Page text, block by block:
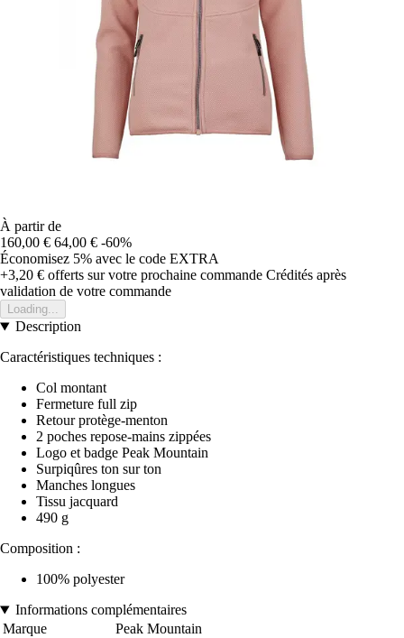
À partir de
160,00 € 64,00 € -60%
Économisez 5% avec le code EXTRA
+3,20 € offerts sur votre prochaine commande Crédités après
validation de votre commande
Loading...
Description
Caractéristiques techniques :
Col montant
Fermeture full zip
Retour protège-menton
2 poches repose-mains zippées
Logo et badge Peak Mountain
Surpiqûres ton sur ton
Manches longues
Tissu jacquard
490 g
Composition :
100% polyester
Informations complémentaires
Marque
Peak Mountain